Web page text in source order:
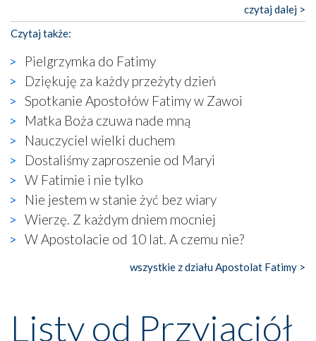
katolickiego kultu. Tylko co wspólnego z żywą,
autentyczną wiarą mogą mieć płaskie, szare bunkry albo
kaplice, w których Tabernakulum przypomina bardziej
skrzynkę na narzędzia? Albo co powiedzieć o ustawionym
tuż przy nowej bazylice wielkim krzyżu, na którym
zamiast Chrystusa umieszczono dziwaczną postać jakby
wyjętą ze starożytnych hieroglifów? W kulturowym
kontekście naszych czasów to raczej karykatura niż godny
wizerunek Zbawiciela…
Zatem nawet w bezpośrednim otoczeniu sanktuarium
naocznie przekonaliśmy się, że wewnątrz Kościoła toczy
się ogromna walka o kształt katolicyzmu i o serca
wierzących. Do czego to zmaganie może prowadzić,
widzieliśmy w urokliwym, niewielkim mieście Obidos,
gdzie w miejscu dawnego kościoła działa dzisiaj…
księgarnia.
Nasze pielgrzymkowe wyprawy, których celem były
wznoszono na chwałę Bożą, na przykład – w podzięce za
Opatrznościową pomoc w wygranej bitwie o
czytaj dalej >
Czytaj także:
Pielgrzymka do Fatimy
Dziękuję za każdy przeżyty dzień
Spotkanie Apostołów Fatimy w Zawoi
Matka Boża czuwa nade mną
Nauczyciel wielki duchem
Dostaliśmy zaproszenie od Maryi
W Fatimie i nie tylko
Nie jestem w stanie żyć bez wiary
Wierzę. Z każdym dniem mocniej
W Apostolacie od 10 lat. A czemu nie?
wszystkie z działu Apostolat Fatimy >
Listy od Przyjaciół